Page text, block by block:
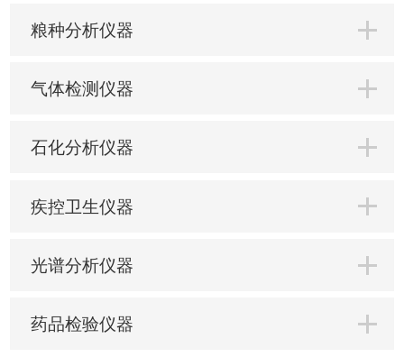
粮种分析仪器
气体检测仪器
石化分析仪器
疾控卫生仪器
光谱分析仪器
药品检验仪器